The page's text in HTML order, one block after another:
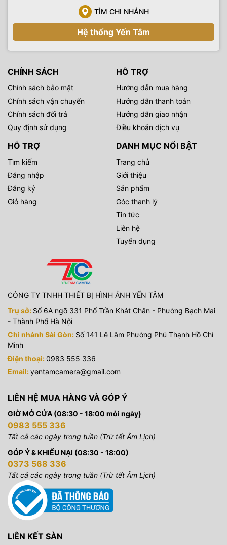
TÌM CHI NHÁNH
Hệ thống Yến Tâm
CHÍNH SÁCH
Chính sách bảo mật
Chính sách vận chuyển
Chính sách đổi trả
Quy định sử dụng
HỖ TRỢ
Hướng dẫn mua hàng
Hướng dẫn thanh toán
Hướng dẫn giao nhận
Điều khoản dịch vụ
HỖ TRỢ
Tìm kiếm
Đăng nhập
Đăng ký
Giỏ hàng
DANH MỤC NỔI BẬT
Trang chủ
Giới thiệu
Sản phẩm
Góc thanh lý
Tin tức
Liên hệ
Tuyển dụng
CÔNG TY TNHH THIẾT BỊ HÌNH ẢNH YẾN TÂM
Trụ sở: Số 6A ngõ 331 Phố Trần Khát Chân - Phường Bạch Mai
- Thành Phố Hà Nội
Chi nhánh Sài Gòn: Số 141 Lê Lâm Phường Phú Thạnh Hồ Chí
Minh
Điện thoại:0983 555 336
Email:yentamcamera@gmail.com
LIÊN HỆ MUA HÀNG VÀ GÓP Ý
GIỜ MỞ CỬA (08:30 - 18:00 mỗi ngày)
0983 555 336
Tất cả các ngày trong tuần (Trừ tết Âm Lịch)
GÓP Ý & KHIẾU NẠI (08:30 - 18:00)
0373 568 336
Tất cả các ngày trong tuần (Trừ tết Âm Lịch)
LIÊN KẾT SÀN